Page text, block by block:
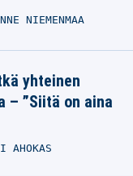
NIEMENMAA
yhteinen
– ”Siitä on aina
AHOKAS